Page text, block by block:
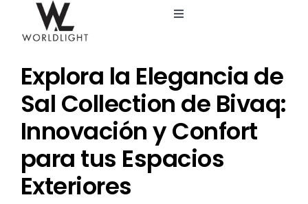
contenido
Toggle
Servicios
Catálogo
Blog
Explora la Elegancia de
Sal Collection de Bivaq:
Innovación y Confort
para tus Espacios
Exteriores